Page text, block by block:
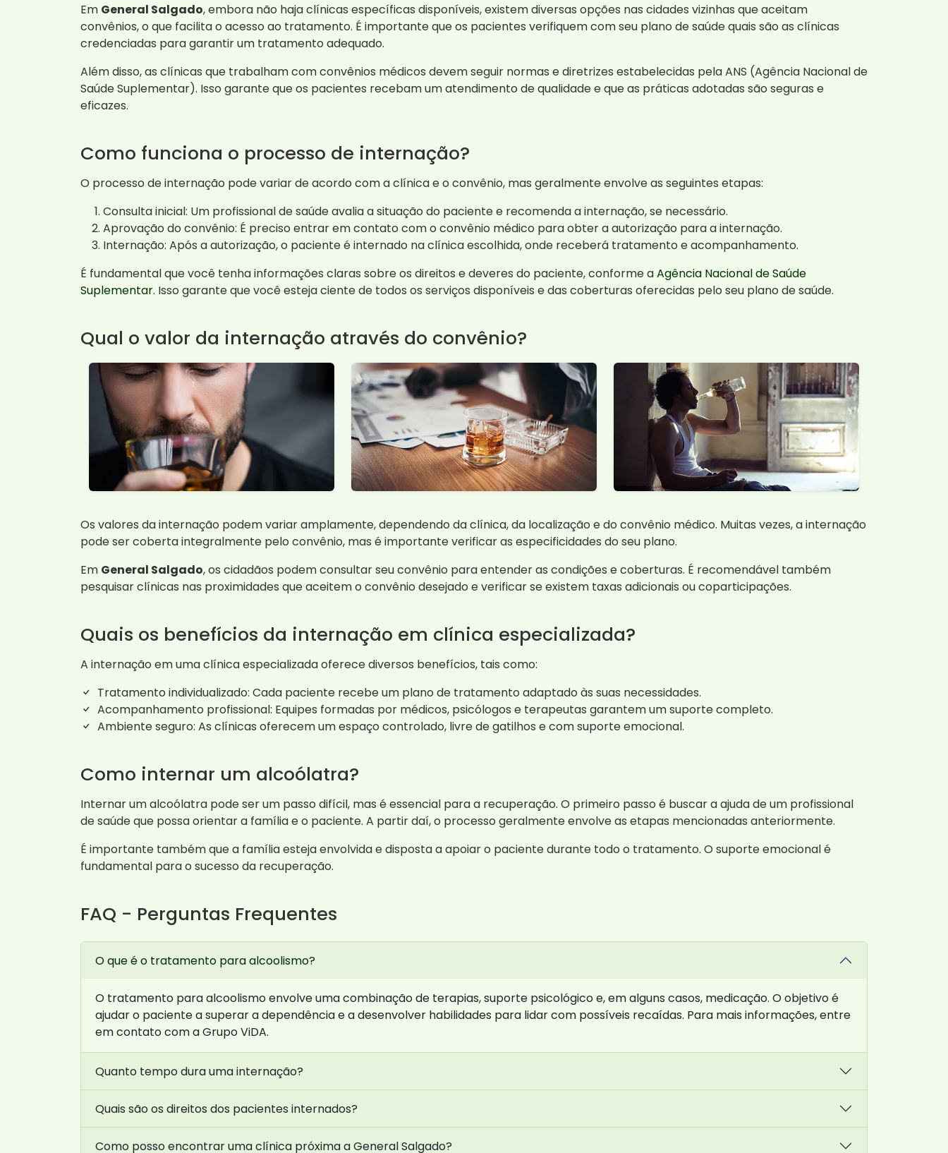
Em General Salgado, embora não haja clínicas específicas disponíveis, existem diversas opções nas cidades vizinhas que aceitam
convênios, o que facilita o acesso ao tratamento. É importante que os pacientes verifiquem com seu plano de saúde quais são as clínicas
credenciadas para garantir um tratamento adequado.
Além disso, as clínicas que trabalham com convênios médicos devem seguir normas e diretrizes estabelecidas pela ANS (Agência Nacional de
Saúde Suplementar). Isso garante que os pacientes recebam um atendimento de qualidade e que as práticas adotadas são seguras e
eficazes.
Como funciona o processo de internação?
O processo de internação pode variar de acordo com a clínica e o convênio, mas geralmente envolve as seguintes etapas:
Consulta inicial: Um profissional de saúde avalia a situação do paciente e recomenda a internação, se necessário.
Aprovação do convênio: É preciso entrar em contato com o convênio médico para obter a autorização para a internação.
Internação: Após a autorização, o paciente é internado na clínica escolhida, onde receberá tratamento e acompanhamento.
É fundamental que você tenha informações claras sobre os direitos e deveres do paciente, conforme aAgência Nacional de Saúde
Suplementar. Isso garante que você esteja ciente de todos os serviços disponíveis e das coberturas oferecidas pelo seu plano de saúde.
Qual o valor da internação através do convênio?
Os valores da internação podem variar amplamente, dependendo da clínica, da localização e do convênio médico. Muitas vezes, a internação
pode ser coberta integralmente pelo convênio, mas é importante verificar as especificidades do seu plano.
Em General Salgado, os cidadãos podem consultar seu convênio para entender as condições e coberturas. É recomendável também
pesquisar clínicas nas proximidades que aceitem o convênio desejado e verificar se existem taxas adicionais ou coparticipações.
Quais os benefícios da internação em clínica especializada?
A internação em uma clínica especializada oferece diversos benefícios, tais como:
Tratamento individualizado: Cada paciente recebe um plano de tratamento adaptado às suas necessidades.
Acompanhamento profissional: Equipes formadas por médicos, psicólogos e terapeutas garantem um suporte completo.
Ambiente seguro: As clínicas oferecem um espaço controlado, livre de gatilhos e com suporte emocional.
Como internar um alcoólatra?
Internar um alcoólatra pode ser um passo difícil, mas é essencial para a recuperação. O primeiro passo é buscar a ajuda de um profissional
de saúde que possa orientar a família e o paciente. A partir daí, o processo geralmente envolve as etapas mencionadas anteriormente.
É importante também que a família esteja envolvida e disposta a apoiar o paciente durante todo o tratamento. O suporte emocional é
fundamental para o sucesso da recuperação.
FAQ - Perguntas Frequentes
O que é o tratamento para alcoolismo?
O tratamento para alcoolismo envolve uma combinação de terapias, suporte psicológico e, em alguns casos, medicação. O objetivo é
ajudar o paciente a superar a dependência e a desenvolver habilidades para lidar com possíveis recaídas. Para mais informações, entre
em contato com a Grupo ViDA.
Quanto tempo dura uma internação?
Quais são os direitos dos pacientes internados?
Como posso encontrar uma clínica próxima a General Salgado?